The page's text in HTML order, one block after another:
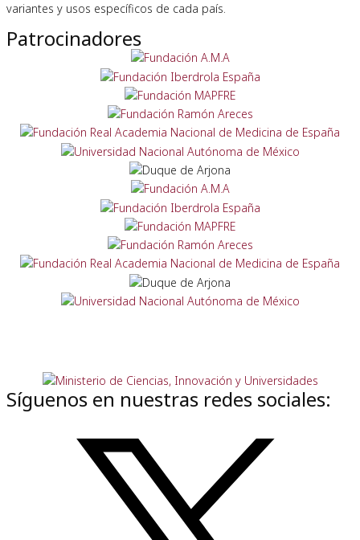
variantes y usos específicos de cada país.
Patrocinadores
Síguenos en nuestras redes sociales: